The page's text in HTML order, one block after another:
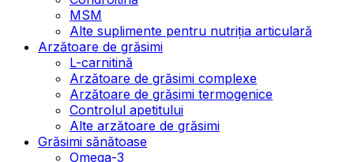
MSM
Alte suplimente pentru nutriția articulară
Arzătoare de grăsimi
L-carnitină
Arzătoare de grăsimi complexe
Arzătoare de grăsimi termogenice
Controlul apetitului
Alte arzătoare de grăsimi
Grăsimi sănătoase
Omega-3